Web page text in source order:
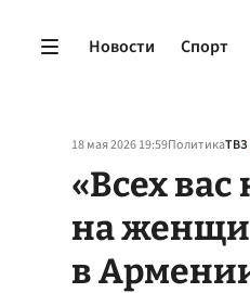
Новости Спорт
18 мая 2026 19:59ПолитикаТВЗ
«Всех
на
в